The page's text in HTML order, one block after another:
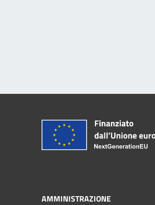
AMMINISTRAZIONE